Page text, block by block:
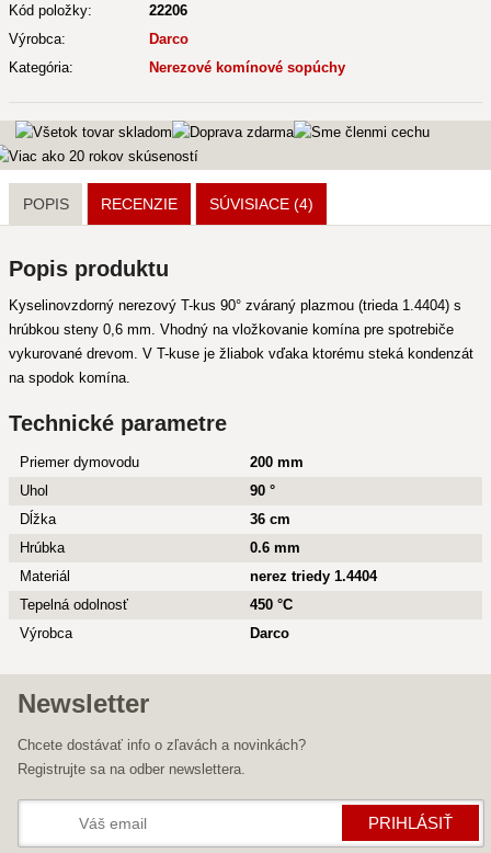
Kód položky:
22206
Výrobca:
Darco
Kategória:
Nerezové komínové sopúchy
POPIS RECENZIE SÚVISIACE (4)
Popis produktu
Kyselinovzdorný nerezový T-kus 90° zváraný plazmou (trieda 1.4404) s
hrúbkou steny 0,6 mm. Vhodný na vložkovanie komína pre spotrebiče
vykurované drevom. V T-kuse je žliabok vďaka ktorému steká kondenzát
na spodok komína.
Technické parametre
Priemer dymovodu
200 mm
Uhol
90 °
Dĺžka
36 cm
Hrúbka
0.6 mm
Materiál
nerez triedy 1.4404
Tepelná odolnosť
450 °C
Výrobca
Darco
Newsletter
Chcete dostávať info o zľavách a novinkách?
Registrujte sa na odber newslettera.
PRIHLÁSIŤ